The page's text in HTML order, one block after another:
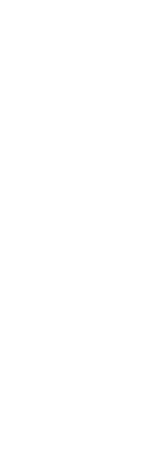
accept that cookies are